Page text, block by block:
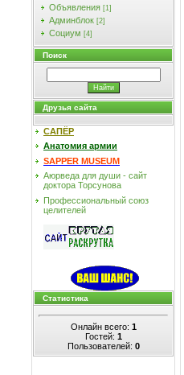
Объявления [1]
Админблок [2]
Социум [4]
Поиск
Друзья сайта
САПЁР
Анатомия армии
SAPPER MUSEUM
Аюрведа для души - сайт
доктора Торсунова
Профессиональный союз
целителей
Статистика
Онлайн всего: 1
Гостей: 1
Пользователей: 0